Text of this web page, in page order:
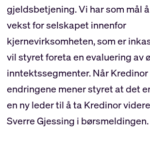
gjeldsbetjening. Vi har som mål
vekst for selskapet innenfor
kjernevirksomheten, som er
vil styret foreta en evaluering av
inntektssegmenter. Når
endringene mener styret at det
en ny leder til å ta Kredinor
Sverre Gjessing i børsmeldingen.